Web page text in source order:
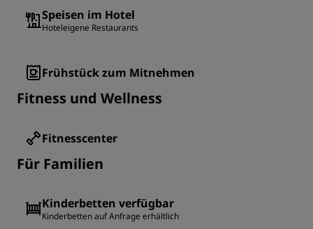
Speisen im Hotel
Hoteleigene Restaurants
Frühstück zum Mitnehmen
Fitness und Wellness
Fitnesscenter
Für Familien
Kinderbetten verfügbar
Kinderbetten auf Anfrage erhältlich